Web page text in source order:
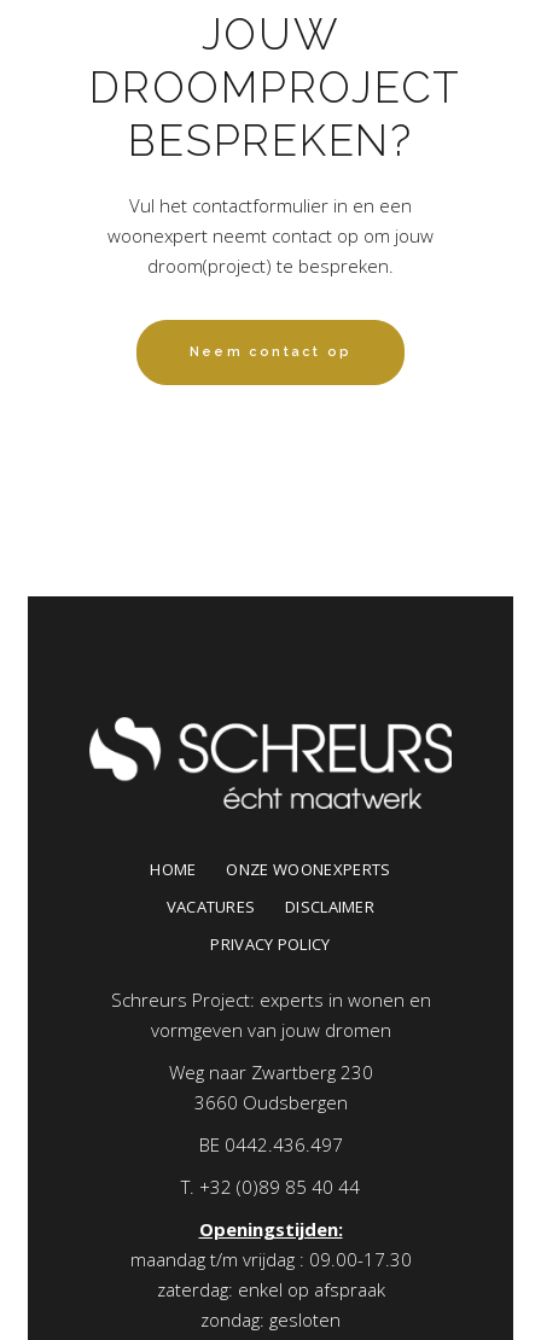
JOUW
DROOMPROJECT
BESPREKEN?
Vul het contactformulier in en een
woonexpert neemt contact op om jouw
droom(project) te bespreken.
Neem contact op
HOME
ONZE WOONEXPERTS
VACATURES
DISCLAIMER
PRIVACY POLICY
Schreurs Project: experts in wonen en
vormgeven van jouw dromen
Weg naar Zwartberg 230
3660 Oudsbergen
BE 0442.436.497
T. +32 (0)89 85 40 44
Openingstijden:
maandag t/m vrijdag : 09.00-17.30
zaterdag: enkel op afspraak
zondag: gesloten